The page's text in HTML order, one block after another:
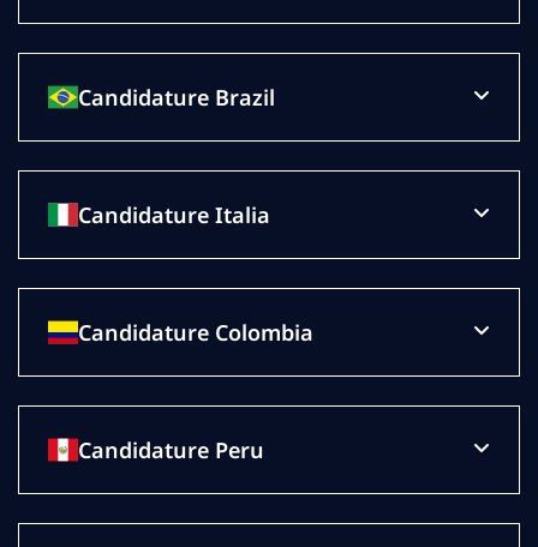
Candidature Brazil
Candidature Italia
Candidature Colombia
Candidature Peru